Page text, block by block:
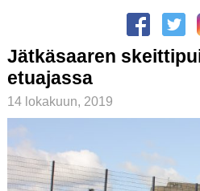
Jätkäsaaren
etuajassa
14 lokakuun, 2019